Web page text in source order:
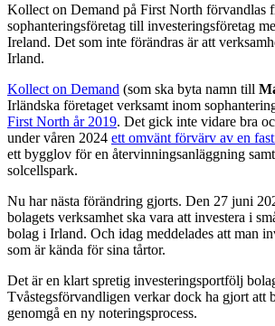
Kollect on Demand på First North förvandlas
sophanteringsföretag till investeringsföretag
Ireland. Det som inte förändras är att
Irland.
Kollect on Demand (som ska byta namn till
Irländska företaget verksamt inom
First North år 2019. Det gick inte vidare bra
under våren 2024 ett omvänt förvärv av en
ett bygglov för en återvinningsanläggning
solcellspark.
Nu har nästa förändring gjorts. Den 27 juni
bolagets verksamhet ska vara att investera i
bolag i Irland. Och idag meddelades att man
som är kända för sina tårtor.
Det är en klart spretig investeringsportfölj
Tvåstegsförvandligen verkar dock ha gjort att
genomgå en ny noteringsprocess.